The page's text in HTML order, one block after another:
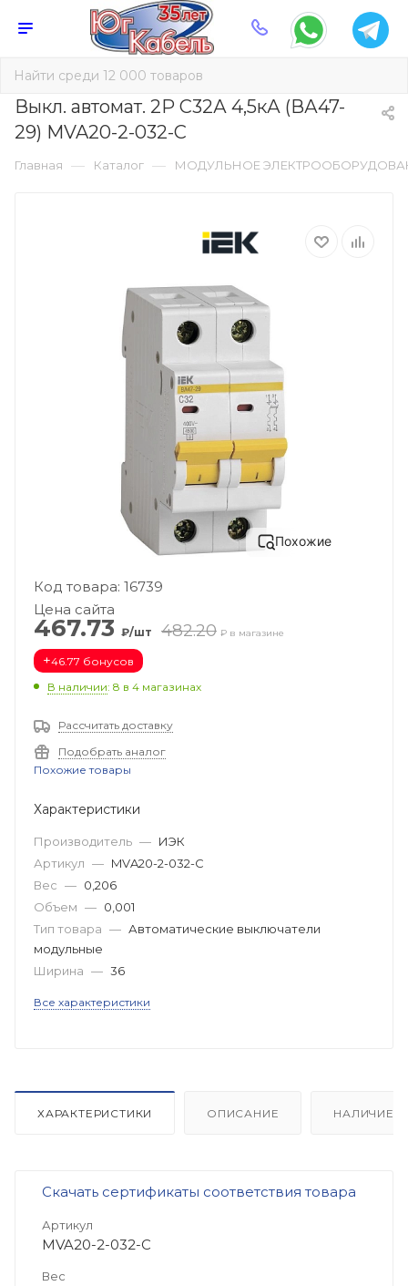
Выкл. автомат. 2Р С32А 4,5кА (ВА47-
29) MVA20-2-032-C
Главная — Каталог — МОДУЛЬНОЕ
Похожие
Код товара: 16739
Цена сайта
467.73 ₽/шт 482.20 ₽ в магазине
+46.77 бонусов
В наличии: 8 в 4 магазинах
Рассчитать доставку
Подобрать аналог
Похожие товары
Характеристики
Производитель — ИЭК
Артикул — MVA20-2-032-C
Вес — 0,206
Объем — 0,001
Тип товара — Автоматические выключатели
модульные
Ширина — 36
Все характеристики
ХАРАКТЕРИСТИКИ ОПИСАНИЕ НАЛИЧИЕ
Скачать сертификаты соответствия товара
Артикул
MVA20-2-032-C
Вес